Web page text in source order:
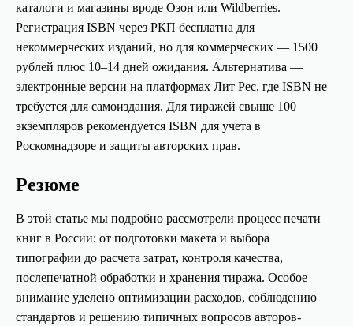
каталоги и магазины вроде Озон или Wildberries.
Регистрация ISBN через РКП бесплатна для
некоммерческих изданий, но для коммерческих — 1500
рублей плюс 10–14 дней ожидания. Альтернатива —
электронные версии на платформах Лит Рес, где ISBN не
требуется для самоиздания. Для тиражей свыше 100
экземпляров рекомендуется ISBN для учета в
Роскомнадзоре и защиты авторских прав.
Резюме
В этой статье мы подробно рассмотрели процесс печати
книг в России: от подготовки макета и выбора
типографии до расчета затрат, контроля качества,
послепечатной обработки и хранения тиража. Особое
внимание уделено оптимизации расходов, соблюдению
стандартов и решению типичных вопросов авторов-